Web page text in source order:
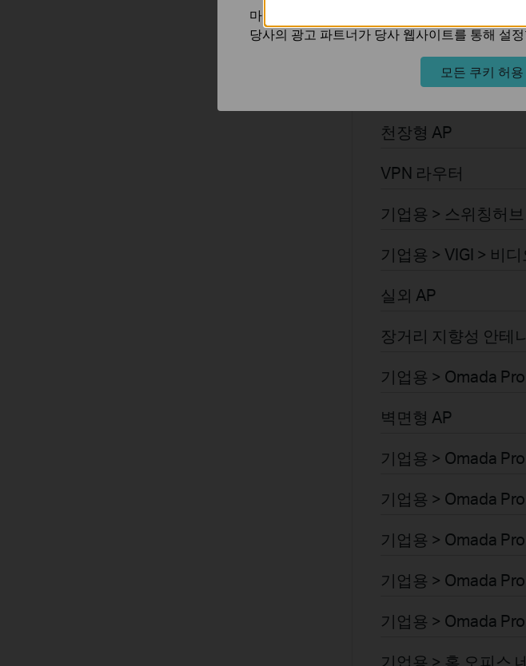
기업용 > VIGI > 카
천장형 AP
VPN 라우터
기업용 > 스위칭허
기업용 > VIGI > 비
실외 AP
장거리 지향성 안테
기업용 > Omada
벽면형 AP
기업용 > Omada
기업용 > Omada
기업용 > Omada
기업용 > Omada
기업용 > Omada
기업용 > 홈 오피스
마케팅 쿠키는 귀하의 관심사에 대한 프로필을
당사의 광고 파트너가 당사 웹사이트를 통해 설
모든 쿠키 허용